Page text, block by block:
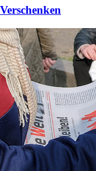
Verschenken